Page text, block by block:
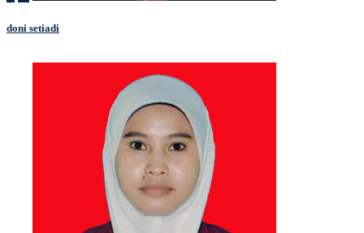
doni setiadi